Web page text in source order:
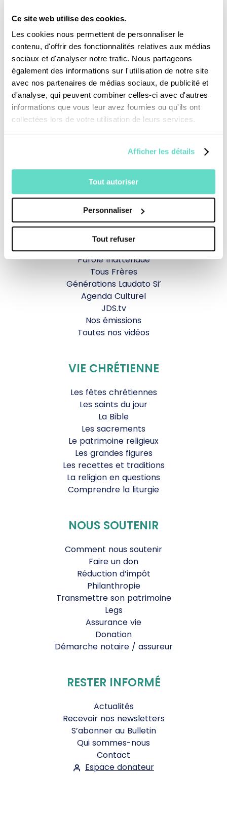
Ce site web utilise des cookies.
Les cookies nous permettent de personnaliser le
contenu, d'offrir des fonctionnalités relatives aux médias
sociaux et d'analyser notre trafic. Nous partageons
également des informations sur l'utilisation de notre site
avec nos partenaires de médias sociaux, de publicité et
d'analyse, qui peuvent combiner celles-ci avec d'autres
informations que vous leur avez fournies ou qu'ils ont
collectées lors de votre utilisation de leurs services.
Afficher les détails
Tout autoriser
Personnaliser
Tout refuser
Découvrez-en plus surla Pentecôte
Je fais un don
Revoir la messe du 02 août 2026
TOUS NOS PROGRAMMES
La messe
Magazine Le Jour du Seigneur
Documentaires
Parole Inattendue
Tous Frères
Générations Laudato Si’
Agenda Culturel
JDS.tv
Nos émissions
Toutes nos vidéos
VIE CHRÉTIENNE
Les fêtes chrétiennes
Les saints du jour
La Bible
Les sacrements
Le patrimoine religieux
Les grandes figures
Les recettes et traditions
La religion en questions
Comprendre la liturgie
NOUS SOUTENIR
Comment nous soutenir
Faire un don
Réduction d’impôt
Philanthropie
Transmettre son patrimoine
Legs
Assurance vie
Donation
Démarche notaire / assureur
RESTER INFORMÉ
Actualités
Recevoir nos newsletters
S’abonner au Bulletin
Qui sommes-nous
Contact
Espace donateur